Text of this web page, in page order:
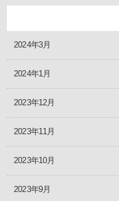
2024年3月
2024年1月
2023年12月
2023年11月
2023年10月
2023年9月